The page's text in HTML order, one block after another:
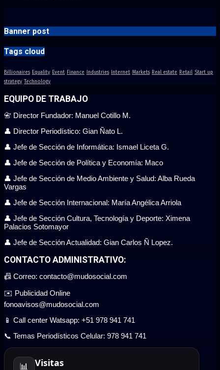
Banner post
Tags cloud
Billionaires Equality Event Finance Industries Internet Markets Real estate Retail Start up
strategy Technology
EQUIPO DE TRABAJO
📇 Director Fundador: Manuel Cotillo M.
👤 Director Periodístico: Gian Ñato L.
👤 Jefe de Sección de Informática: Ismael Liceta G.
👤 Jefe de Sección de Política y Economía: Maco
👤 Jefe de Sección de Medio Ambiente y Salud: Alba Rueda
Vargas
👤 Jefe de Sección Internacional: María Angélica Arriola
👤 Jefe de Sección Cultura, Tecnología y Deporte: Ximena
Palacios Sotomayor
👤 Jefe de Sección Actualidad: Gian Carlos Ñ Lopez.
CONTACTO ADMINISTRATIVO:
📠 Correo: contacto@mudosocial.com
✉️ Publicidad Online
fonoavisos@mudosocial.com
📱 Call center Watsapp: +51 978 941 741
📞 Temas Periodísticos Celular: 978 941 741
📊 Visitas